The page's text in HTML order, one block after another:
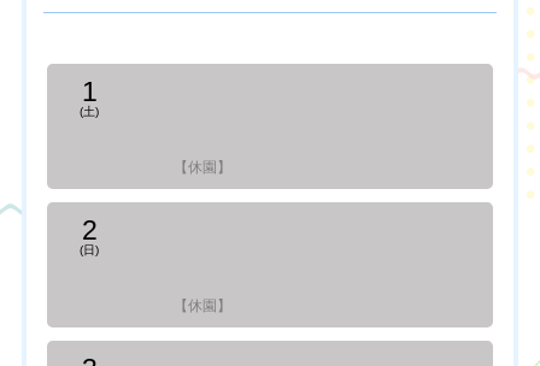
1
(土)
【休園】
2
(日)
【休園】